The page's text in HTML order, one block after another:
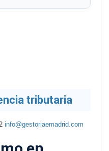
tributaria
info@gestoriaemadrid.com